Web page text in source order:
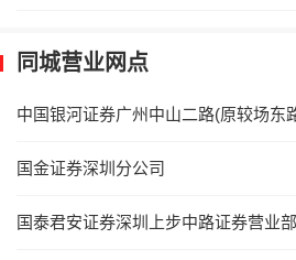
同城营业网点
中国银河证券广州中山二路(原较场东
国金证券深圳分公司
国泰君安证券深圳上步中路证券营业部